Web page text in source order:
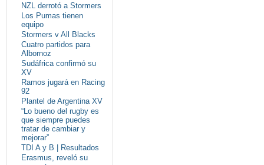
NZL derrotó a Stormers
Los Pumas tienen
equipo
Stormers v All Blacks
Cuatro partidos para
Albornoz
Sudáfrica confirmó su
XV
Ramos jugará en Racing
92
Plantel de Argentina XV
“Lo bueno del rugby es
que siempre puedes
tratar de cambiar y
mejorar”
TDI A y B | Resultados
Erasmus, reveló su